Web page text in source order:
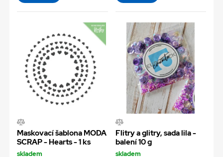
Maskovací šablona MODA
SCRAP - Hearts - 1 ks
skladem
Flitry a glitry, sada lila -
balení 10 g
skladem